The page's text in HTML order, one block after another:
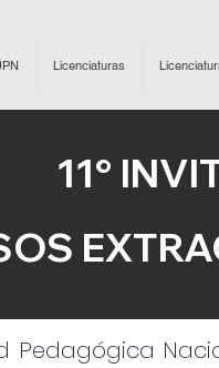
Licenciaturas
11°
Pedagógica